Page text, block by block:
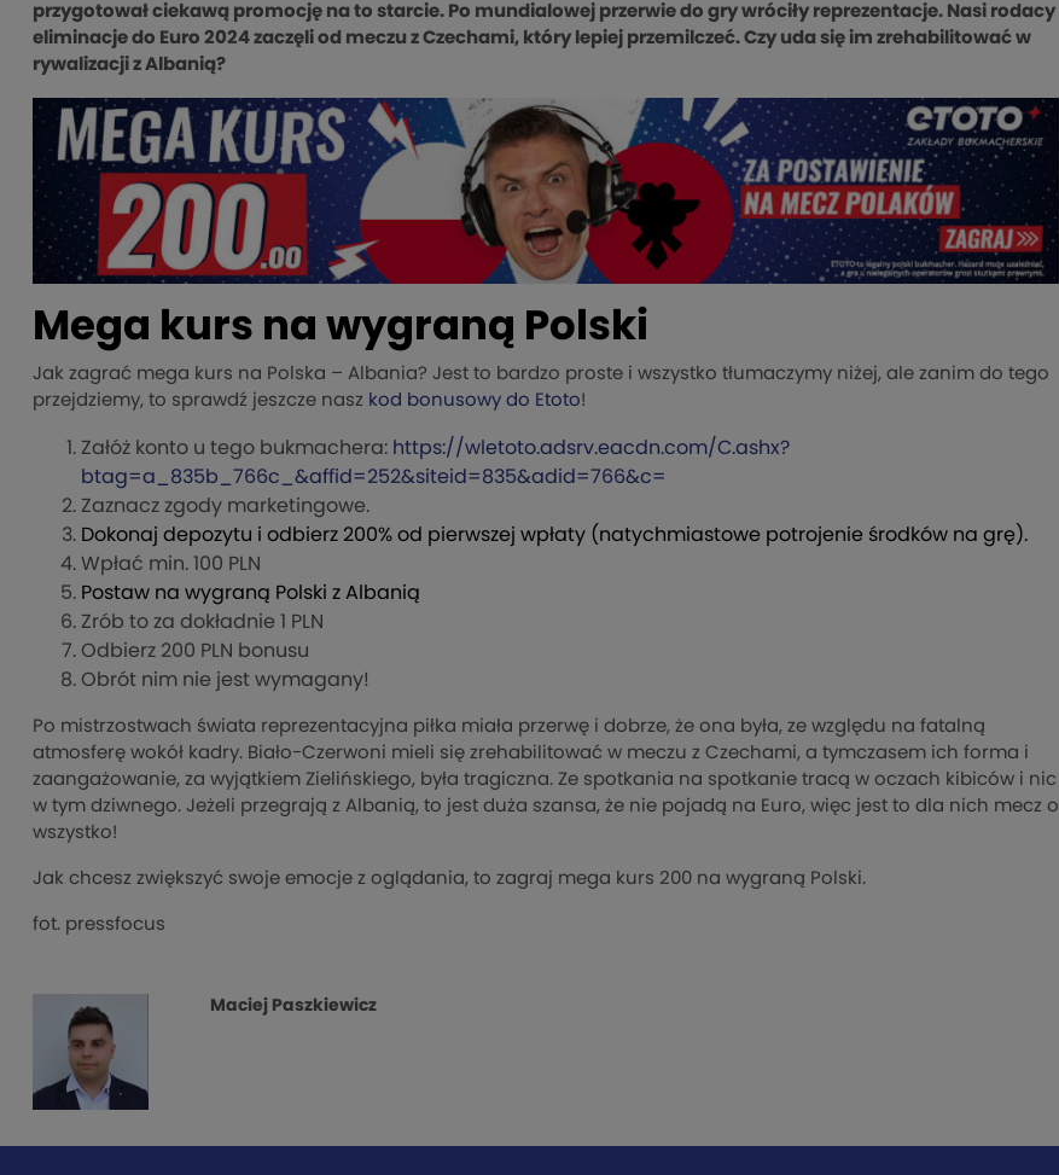
przygotował ciekawą promocję na to starcie. Po mundialowej przerwie do gry wróciły reprezentacje. Nasi rodacy
eliminacje do Euro 2024 zaczęli od meczu z Czechami, który lepiej przemilczeć. Czy uda się im zrehabilitować w
rywalizacji z Albanią?
Mega kurs na wygraną Polski
Jak zagrać mega kurs na Polska – Albania? Jest to bardzo proste i wszystko tłumaczymy niżej, ale zanim do tego
przejdziemy, to sprawdź jeszcze nasz kod bonusowy do Etoto!
Załóż konto u tego bukmachera: https://wletoto.adsrv.eacdn.com/C.ashx?
btag=a_835b_766c_&affid=252&siteid=835&adid=766&c=
Zaznacz zgody marketingowe.
Dokonaj depozytu i odbierz 200% od pierwszej wpłaty (natychmiastowe potrojenie środków na grę).
Wpłać min. 100 PLN
Postaw na wygraną Polski z Albanią
Zrób to za dokładnie 1 PLN
Odbierz 200 PLN bonusu
Obrót nim nie jest wymagany!
Po mistrzostwach świata reprezentacyjna piłka miała przerwę i dobrze, że ona była, ze względu na fatalną
atmosferę wokół kadry. Biało-Czerwoni mieli się zrehabilitować w meczu z Czechami, a tymczasem ich forma i
zaangażowanie, za wyjątkiem Zielińskiego, była tragiczna. Ze spotkania na spotkanie tracą w oczach kibiców i nic
w tym dziwnego. Jeżeli przegrają z Albanią, to jest duża szansa, że nie pojadą na Euro, więc jest to dla nich mecz o
wszystko!
Jak chcesz zwiększyć swoje emocje z oglądania, to zagraj mega kurs 200 na wygraną Polski.
fot. pressfocus
Maciej Paszkiewicz